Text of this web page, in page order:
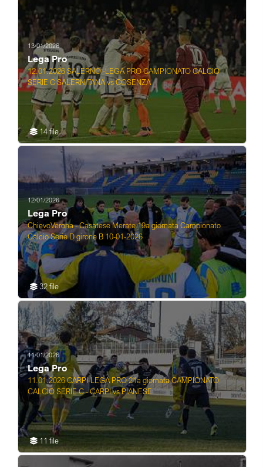
13/01/2026
Lega Pro
12.01.2026 SALERNO -LEGA PRO CAMPIONATO CALCIO
SERIE C SALERNITANA vs COSENZA
14 file
12/01/2026
Lega Pro
ChievoVerona - Casatese Merate 19a giornata Campionato
Calcio Serie D girone B 10-01-2026
32 file
11/01/2026
Lega Pro
11.01.2026 CARPI-LEGA PRO 21a giornata CAMPIONATO
CALCIO SERIE C - CARPI vs PIANESE
11 file